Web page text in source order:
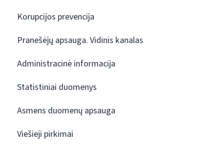
Korupcijos prevencija
Pranešėjų apsauga. Vidinis kanalas
Administracinė informacija
Statistiniai duomenys
Asmens duomenų apsauga
Viešieji pirkimai